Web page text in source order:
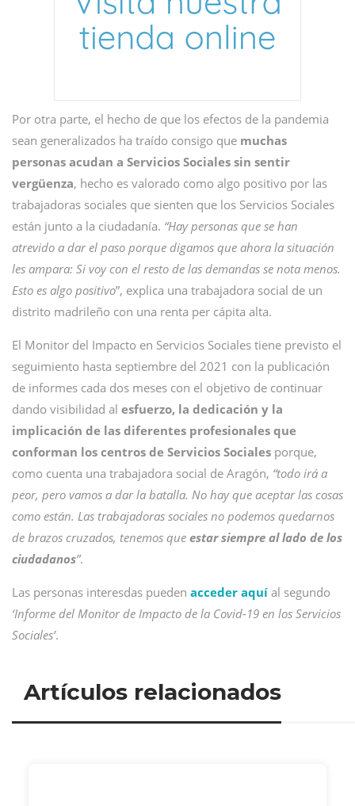
Por otra parte, el hecho de que los efectos de la pandemia
sean generalizados ha traído consigo que muchas
personas acudan a Servicios Sociales sin sentir
vergüenza, hecho es valorado como algo positivo por las
trabajadoras sociales que sienten que los Servicios Sociales
están junto a la ciudadanía. “Hay personas que se han
atrevido a dar el paso porque digamos que ahora la situación
les ampara: Si voy con el resto de las demandas se nota menos.
Esto es algo positivo”, explica una trabajadora social de un
distrito madrileño con una renta per cápita alta.
El Monitor del Impacto en Servicios Sociales tiene previsto el
seguimiento hasta septiembre del 2021 con la publicación
de informes cada dos meses con el objetivo de continuar
dando visibilidad al esfuerzo, la dedicación y la
implicación de las diferentes profesionales que
conforman los centros de Servicios Sociales porque,
como cuenta una trabajadora social de Aragón, “todo irá a
peor, pero vamos a dar la batalla. No hay que aceptar las cosas
como están. Las trabajadoras sociales no podemos quedarnos
de brazos cruzados, tenemos que estar siempre al lado de los
ciudadanos”.
Las personas interesdas pueden acceder aquí al segundo
‘Informe del Monitor de Impacto de la Covid-19 en los Servicios
Sociales’.
Artículos relacionados